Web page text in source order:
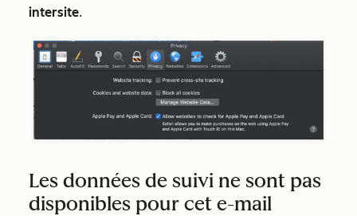
intersite.
Les données de suivi ne sont pas
disponibles pour cet e-mail